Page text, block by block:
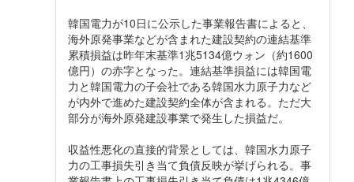
韓国電力が10日に公示した事業報告書によると、
海外原発事業などが含まれた建設契約の連結基準
累積損益は昨年末基準1兆5134億ウォン（約1600
億円）の赤字となった。連結基準損益には韓国電
力と韓国電力の子会社である韓国水力原子力など
が内外で進めた建設契約全体が含まれる。ただ大
部分が海外原発建設事業で発生した損益だ。
収益性悪化の直接的背景としては、韓国水力原子
力の工事損失引き当て負債反映が挙げられる。事